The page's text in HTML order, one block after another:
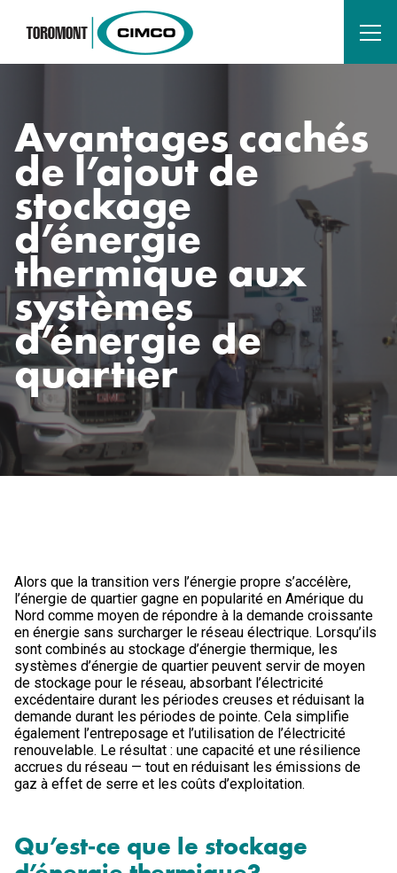
Avantages cachés
de l’ajout de
stockage
d’énergie
thermique aux
systèmes
d’énergie de
quartier
Alors que la transition vers l’énergie propre s’accélère,
l’énergie de quartier gagne en popularité en Amérique du
Nord comme moyen de répondre à la demande croissante
en énergie sans surcharger le réseau électrique. Lorsqu’ils
sont combinés au stockage d’énergie thermique, les
systèmes d’énergie de quartier peuvent servir de moyen
de stockage pour le réseau, absorbant l’électricité
excédentaire durant les périodes creuses et réduisant la
demande durant les périodes de pointe. Cela simplifie
également l’entreposage et l’utilisation de l’électricité
renouvelable. Le résultat : une capacité et une résilience
accrues du réseau — tout en réduisant les émissions de
gaz à effet de serre et les coûts d’exploitation.
Qu’est‑ce que le stockage